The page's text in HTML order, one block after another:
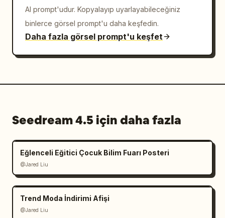
AI prompt'udur. Kopyalayıp uyarlayabileceğiniz
binlerce görsel prompt'u daha keşfedin.
Daha fazla görsel prompt'u keşfet
Seedream 4.5 için daha fazla
Eğlenceli Eğitici Çocuk Bilim Fuarı Posteri
@Jared Liu
Trend Moda İndirimi Afişi
@Jared Liu